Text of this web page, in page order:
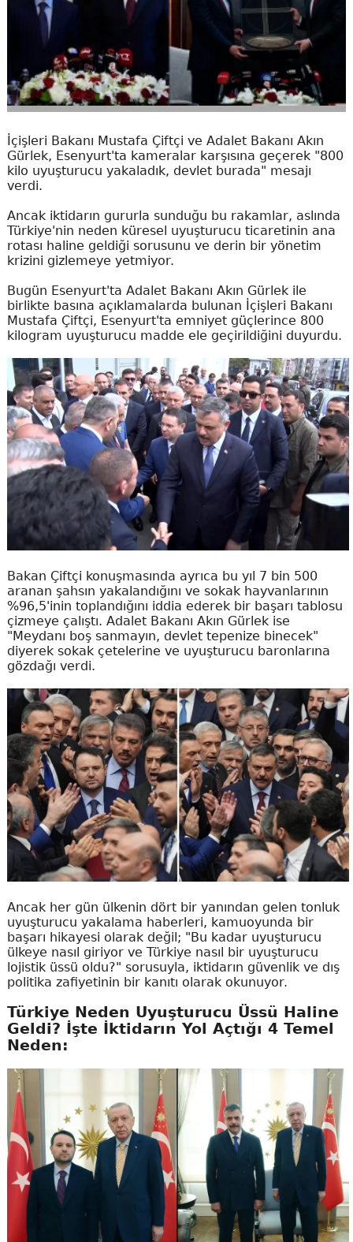
İçişleri Bakanı Mustafa Çiftçi ve Adalet Bakanı Akın
Gürlek, Esenyurt'ta kameralar karşısına geçerek "800
kilo uyuşturucu yakaladık, devlet burada" mesajı
verdi.
Ancak iktidarın gururla sunduğu bu rakamlar, aslında
Türkiye'nin neden küresel uyuşturucu ticaretinin ana
rotası haline geldiği sorusunu ve derin bir yönetim
krizini gizlemeye yetmiyor.
Bugün Esenyurt'ta Adalet Bakanı Akın Gürlek ile
birlikte basına açıklamalarda bulunan İçişleri Bakanı
Mustafa Çiftçi, Esenyurt'ta emniyet güçlerince 800
kilogram uyuşturucu madde ele geçirildiğini duyurdu.
Bakan Çiftçi konuşmasında ayrıca bu yıl 7 bin 500
aranan şahsın yakalandığını ve sokak hayvanlarının
%96,5'inin toplandığını iddia ederek bir başarı tablosu
çizmeye çalıştı. Adalet Bakanı Akın Gürlek ise
"Meydanı boş sanmayın, devlet tepenize binecek"
diyerek sokak çetelerine ve uyuşturucu baronlarına
gözdağı verdi.
Ancak her gün ülkenin dört bir yanından gelen tonluk
uyuşturucu yakalama haberleri, kamuoyunda bir
başarı hikayesi olarak değil; "Bu kadar uyuşturucu
ülkeye nasıl giriyor ve Türkiye nasıl bir uyuşturucu
lojistik üssü oldu?" sorusuyla, iktidarın güvenlik ve dış
politika zafiyetinin bir kanıtı olarak okunuyor.
Türkiye Neden Uyuşturucu Üssü Haline
Geldi? İşte İktidarın Yol Açtığı 4 Temel
Neden: